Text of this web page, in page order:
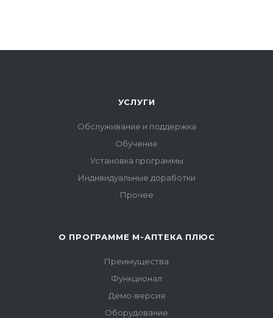
УСЛУГИ
Обслуживание и поддержка
Обучение
Установка программы
Индивидуальные доработки
Прочее
О ПРОГРАММЕ М-АПТЕКА ПЛЮС
Преимущества
Функционал
Демо-версия
Оборудование